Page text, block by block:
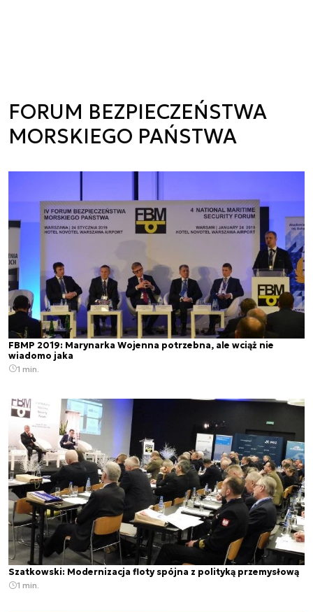
FORUM BEZPIECZEŃSTWA
MORSKIEGO PAŃSTWA
FBMP 2019: Marynarka Wojenna potrzebna, ale wciąż nie
wiadomo jaka
1 min.
Szatkowski: Modernizacja floty spójna z polityką przemysłową
1 min.